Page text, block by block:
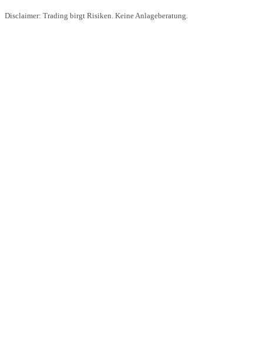
Disclaimer: Trading birgt Risiken. Keine Anlageberatung.